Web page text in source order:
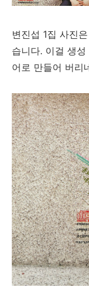
변진섭 1집 사진
습니다. 이걸 생
어로 만들어 버리